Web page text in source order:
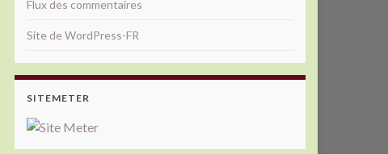
Flux des commentaires
Site de WordPress-FR
SITEMETER